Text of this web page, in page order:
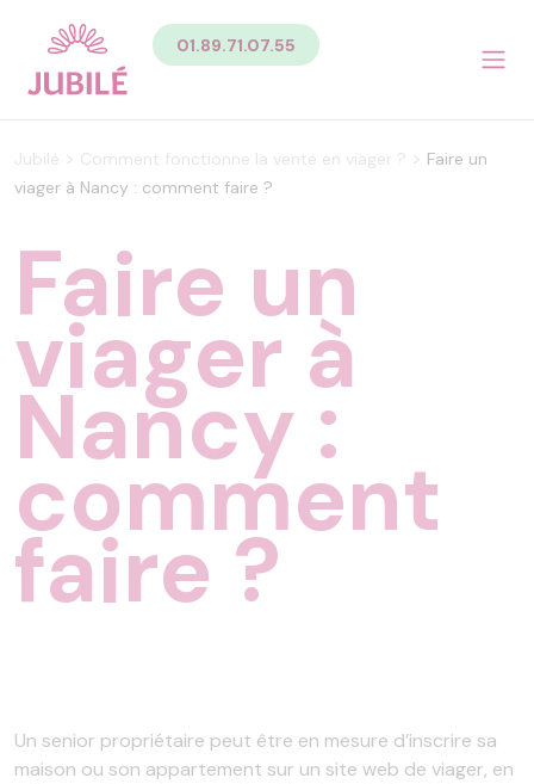
Contenu
Sommaire du contenu de la page
Menu
Pied de page
Menu principal Pied de page
Menu secondaire Pied de page
01.89.71.07.55
Jubilé Comment fonctionne la vente en viager ?
Faire un
viager à Nancy : comment faire ?
Faire un
viager à
Nancy :
comment
faire ?
Un senior propriétaire peut être en mesure d’inscrire sa
maison ou son appartement sur un site web de viager, en